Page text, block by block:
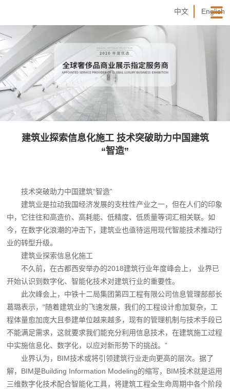
中文 English
建筑业探索信息化施工 技术突破助力中国建筑
“智造”
技术突破助力中国建筑“智造”
建筑业是拉动我国经济发展的支柱性产业之一，但在人们的印象
中，它往往和高造价、高耗能、低精度、低质量等词汇相关联。如
今，在数字化浪潮的冲击下，建筑业也亟待运用现代智能技术推动行
业的转型升级。
建筑业探索信息化施工
不久前，在古都西安举办的2018建筑行业年度峰会上， 业界已
开始认识到数字化、智能化技术对建筑行业的重要性。
此次峰会上，中铁十二局集团第四工程有限公司信息管理部部长
葛璐表示，“随着建筑业的飞速发展，我们的工程设计愈加复杂，工
程体量愈加庞大且参建单位越来越多，现有的管理机制与技术手段已
不能满足需求，这就要求我们能充分利用信息技术，在建筑施工过程
中实施信息化、数字化，以应对新形势下的挑战。”
业界认为，BIM技术或将引领建筑行业走向更高的层次。据了
解，BIM是Building Information Modeling的缩写，BIM技术就是运用
三维数字化技术配合智能化工具，将建筑工程全生命周期中各个阶段